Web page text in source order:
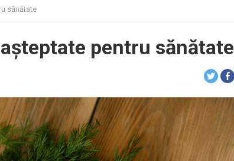
sănătate
pentru sănătate